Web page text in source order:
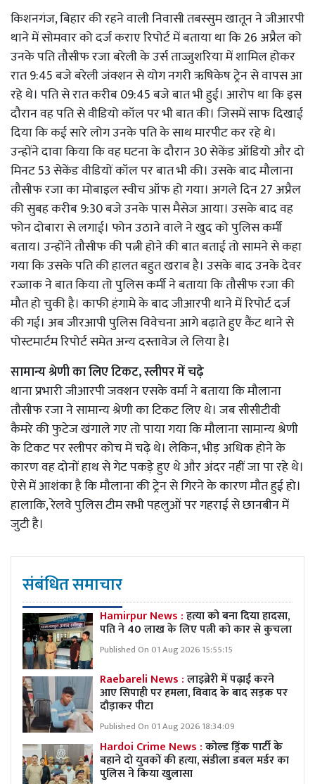
किशनगंज, बिहार की रहने वाली निवासी तबस्सुम खातून ने जीआरपी
थाने में सोमवार को दर्ज कराए रिपोर्ट में बताया था कि 26 अप्रैल को
उनके पति तौसीफ रजा बरेली के उर्स ताज्जुशरिया में शामिल होकर
रात 9:45 बजे बरेली जंक्शन से योग नगरी ऋषिकेष ट्रेन से वापस आ
रहे थे। पति से रात करीब 09:45 बजे बात भी हुई। आरोप था कि इस
दौरान वह पति से वीडियो कॉल पर भी बात की। जिसमें साफ दिखाई
दिया कि कई सारे लोग उनके पति के साथ मारपीट कर रहे थे।
उन्होंने दावा किया कि वह घटना के दौरान 30 सेकेंड ऑडियो और दो
मिनट 53 सेकेंड वीडियों कॉल पर बात भी की। उसके बाद मौलाना
तौसीफ रजा का मोबाइल स्वीच ऑफ हो गया। अगले दिन 27 अप्रैल
की सुबह करीब 9:30 बजे उनके पास मैसेज आया। उसके बाद वह
फोन दोबारा से लगाई। फोन उठाने वाले ने खुद को पुलिस कर्मी
बताय। उन्होंने तौसीफ की पत्नी होने की बात बताई तो सामने से कहा
गया कि उसके पति की हालत बहुत खराब है। उसके बाद उनके देवर
रज्जाक ने बात किया तो पुलिस कर्मी ने बताया कि तौसीफ रजा की
मौत हो चुकी है। काफी हंगामे के बाद जीआरपी थाने में रिपोर्ट दर्ज
की गई। अब जीरआपी पुलिस विवेचना आगे बढ़ाते हुए कैंट थाने से
पोस्टमार्टम रिपोर्ट समेत अन्य दस्तावेज ले लिया है।
सामान्य श्रेणी का लिए टिकट, स्लीपर में चढ़े
थाना प्रभारी जीआरपी जक्शन एसके वर्मा ने बताया कि मौलाना
तौसीफ रजा ने सामान्य श्रेणी का टिकट लिए थे। जब सीसीटीवी
कैमरे की फुटेज खंगाले गए तो पाया गया कि मौलाना सामान्य श्रेणी
के टिकट पर स्लीपर कोच में चढ़े थे। लेकिन, भीड़ अधिक होने के
कारण वह दोनों हाथ से गेट पकड़े हुए थे और अंदर नहीं जा पा रहे थे।
ऐसे में आशंका है कि मौलाना की ट्रेन से गिरने के कारण मौत हुई हो।
हालाकि, रेलवे पुलिस टीम सभी पहलुओं पर गहराई से छानबीन में
जुटी है।
संबंधित समाचार
Hamirpur News :हत्या को बना दिया हादसा,
पति ने 40 लाख के लिए पत्नी को कार से कुचला
Published On 01 Aug 2026 15:55:15
Raebareli News :लाइब्रेरी में पढ़ाई करने
आए सिपाही पर हमला, विवाद के बाद सड़क पर
दौड़ाकर पीटा
Published On 01 Aug 2026 18:34:09
Hardoi Crime News :कोल्ड ड्रिंक पार्टी के
बहाने दो युवकों की हत्या, संडीला डबल मर्डर का
पुलिस ने किया खुलासा